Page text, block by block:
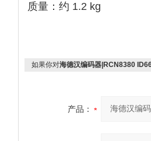
质量 ‌：约 ‌ 1.2 kg
如果你对海德汉编码器|RCN8380
产品：